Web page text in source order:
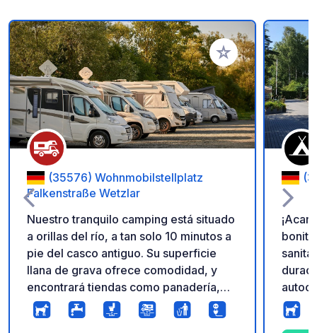
Añadir a tus
(35576) Wohnmobilstellplatz
Falkenstraße Wetzlar
Nuestro tranquilo camping está situado
a orillas del río, a tan solo 10 minutos a
pie del casco antiguo. Su superficie
llana de grava ofrece comodidad, y
encontrará tiendas como panadería,
carnicería, supermercado y ferretería
en las inmediaciones. Un práctico
Zona